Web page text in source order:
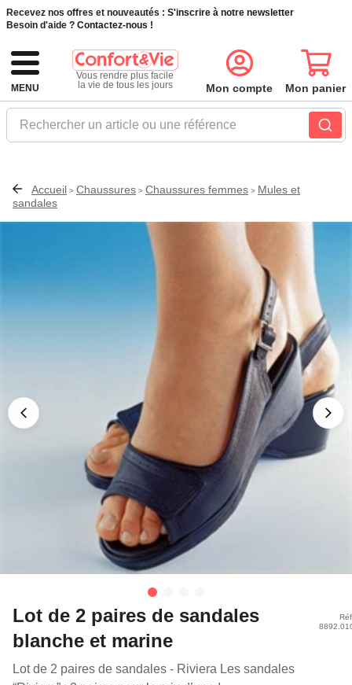
Recevez nos offres et nouveautés : S'inscrire à notre newsletter
Besoin d'aide ? Contactez-nous !
MENU
Vous rendre plus facile
la vie de tous les jours
Rechercher un article ou une référence
Mon compte Mon panier
Accueil > Chaussures > Chaussures femmes > Mules et
sandales
Lot de 2 paires de sandales
blanche et marine
Lot de 2 paires de sandales - Riviera Les sandales